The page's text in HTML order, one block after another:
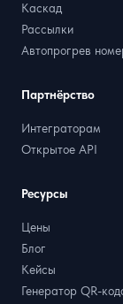
Каскад
Рассылки
Автопрогрев
Партнёрство
Интеграторам
Открытое API
Ресурсы
Цены
Блог
Кейсы
Генератор QR-